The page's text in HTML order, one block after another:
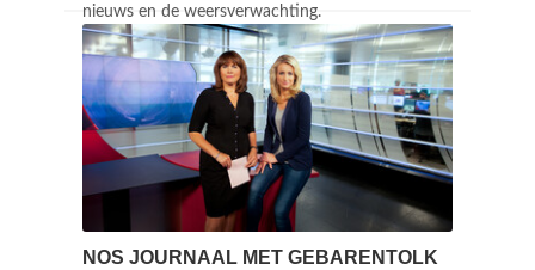
nieuws en de weersverwachting.
NOS JOURNAAL MET GEBARENTOLK